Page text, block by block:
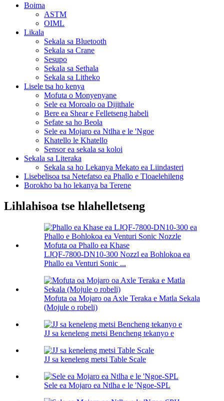
Boima
ASTM
OIML
Likala
Sekala sa Bluetooth
Sekala sa Crane
Sesupo
Sekala sa Sethala
Sekala sa Litheko
Lisele tsa ho kenya
Mofuta o Monyenyane
Sele ea Moroalo oa Dijithale
Bere ea Shear e Felletseng habeli
Sefate sa ho Beola
Sele ea Mojaro ea Ntlha e le 'Ngoe
Khatello le Khatello
Sensor ea sekala sa koloi
Sekala sa Literaka
Sekala sa ho Lekanya Mekato ea Liindasteri
Lisebelisoa tsa Netefatso ea Phallo e Tloaelehileng
Borokho ba ho lekanya ba Terene
Lihlahisoa tse hlahelletseng
LJQF-7800-DN10-300 Nozzl ea Bohlokoa ea
Phallo ea Venturi Sonic ...
Mofuta oa Mojaro oa Axle Teraka e Matla Sekala
(Mojule o robeli)
JJ sa keneleng metsi Bencheng tekanyo e
JJ sa keneleng metsi Table Scale
Sele ea Mojaro ea Ntlha e le 'Ngoe-SPL